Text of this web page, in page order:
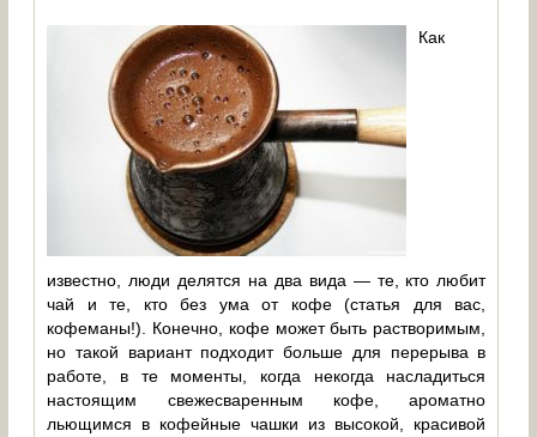
Как
известно, люди делятся на два вида — те, кто любит
чай и те, кто без ума от кофе (статья для вас,
кофеманы!). Конечно, кофе может быть растворимым,
но такой вариант подходит больше для перерыва в
работе, в те моменты, когда некогда насладиться
настоящим свежесваренным кофе, ароматно
льющимся в кофейные чашки из высокой, красивой